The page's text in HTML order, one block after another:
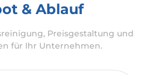
& Ablauf
Preisgestaltung und
für Ihr Unternehmen.